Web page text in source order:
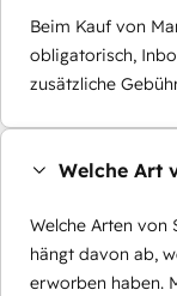
Beim Kauf von
obligatorisch,
zusätzliche
Welche Art
Welche Arten von
hängt davon ab,
erworben haben.